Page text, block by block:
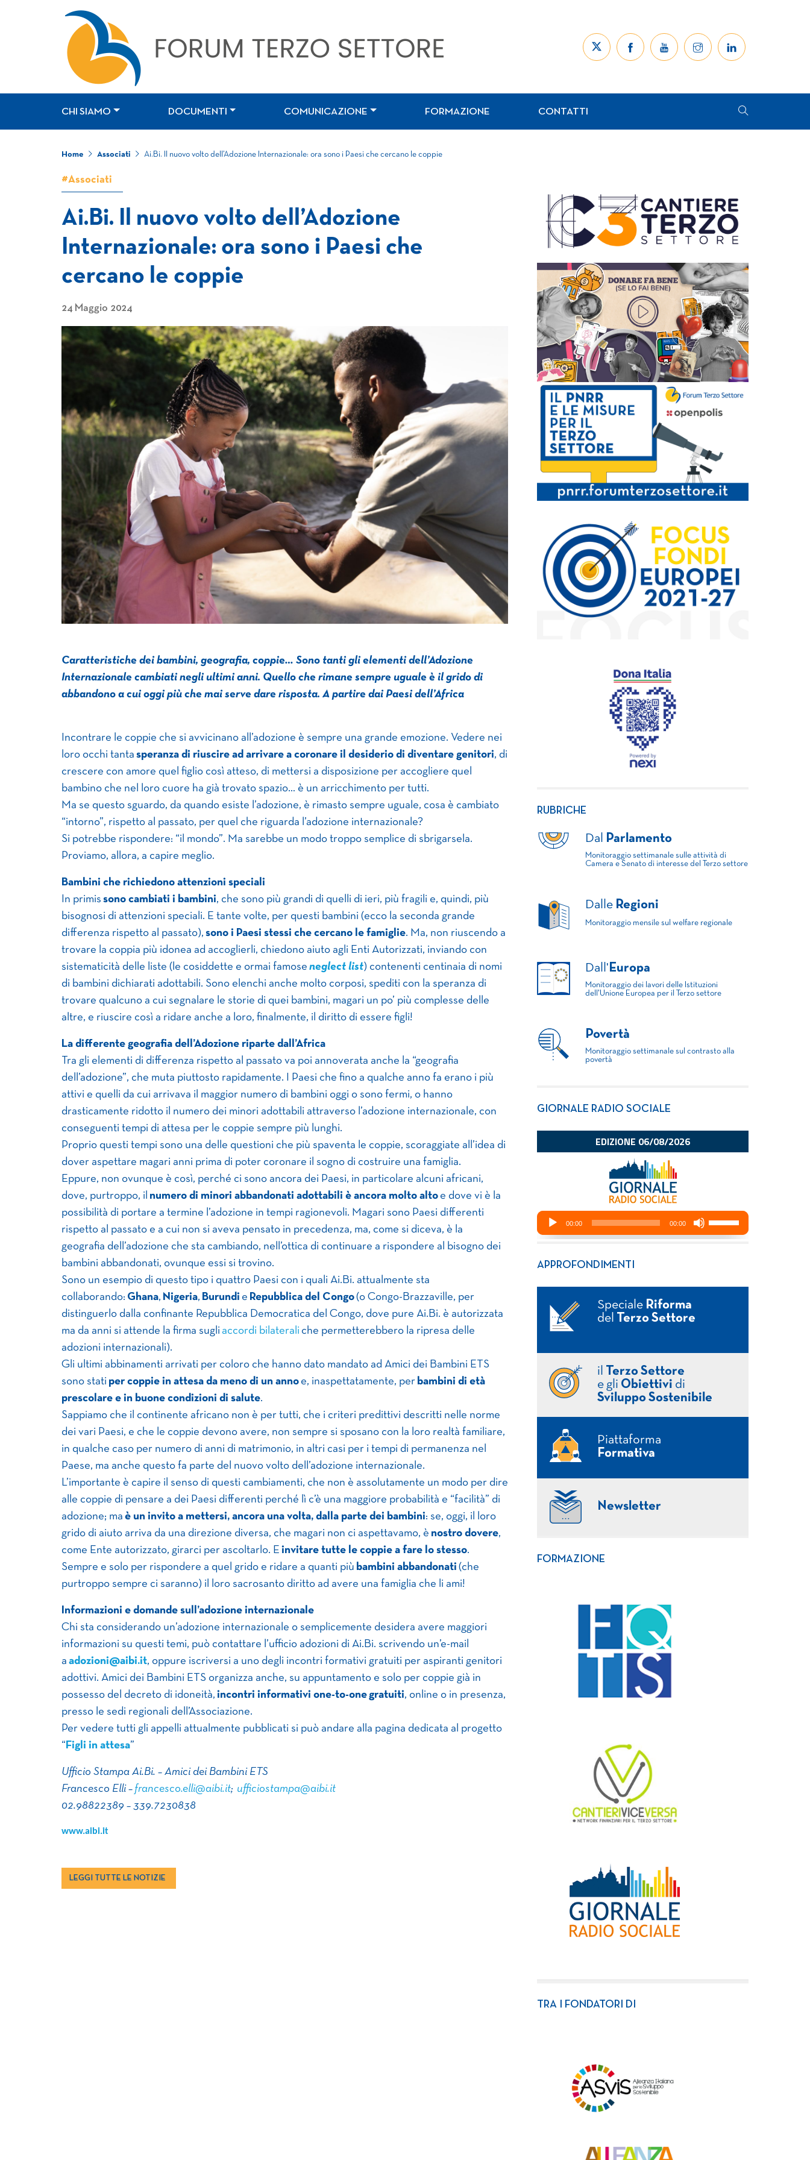
CHI SIAMO DOCUMENTI COMUNICAZIONE FORMAZIONE CONTATTI
Home Associati Ai.Bi. Il nuovo volto dell’Adozione Internazionale: ora sono i Paesi che cercano le coppie
#Associati
Ai.Bi. Il nuovo volto dell’Adozione
Internazionale: ora sono i Paesi che
cercano le coppie
24 Maggio 2024
Caratteristiche dei bambini, geografia, coppie… Sono tanti gli elementi dell’Adozione
Internazionale cambiati negli ultimi anni. Quello che rimane sempre uguale è il grido di
abbandono a cui oggi più che mai serve dare risposta. A partire dai Paesi dell’Africa
Incontrare le coppie che si avvicinano all’adozione è sempre una grande emozione. Vedere nei
loro occhi tanta speranza di riuscire ad arrivare a coronare il desiderio di diventare genitori, di
crescere con amore quel figlio così atteso, di mettersi a disposizione per accogliere quel
bambino che nel loro cuore ha già trovato spazio… è un arricchimento per tutti.
Ma se questo sguardo, da quando esiste l’adozione, è rimasto sempre uguale, cosa è cambiato
“intorno”, rispetto al passato, per quel che riguarda l’adozione internazionale?
Si potrebbe rispondere: “il mondo”. Ma sarebbe un modo troppo semplice di sbrigarsela.
Proviamo, allora, a capire meglio.
Bambini che richiedono attenzioni speciali
In primis sono cambiati i bambini, che sono più grandi di quelli di ieri, più fragili e, quindi, più
bisognosi di attenzioni speciali. E tante volte, per questi bambini (ecco la seconda grande
differenza rispetto al passato), sono i Paesi stessi che cercano le famiglie. Ma, non riuscendo a
trovare la coppia più idonea ad accoglierli, chiedono aiuto agli Enti Autorizzati, inviando con
sistematicità delle liste (le cosiddette e ormai famose neglect list) contenenti centinaia di nomi
di bambini dichiarati adottabili. Sono elenchi anche molto corposi, spediti con la speranza di
trovare qualcuno a cui segnalare le storie di quei bambini, magari un po’ più complesse delle
altre, e riuscire così a ridare anche a loro, finalmente, il diritto di essere figli!
La differente geografia dell’Adozione riparte dall’Africa
Tra gli elementi di differenza rispetto al passato va poi annoverata anche la “geografia
dell’adozione”, che muta piuttosto rapidamente. I Paesi che fino a qualche anno fa erano i più
attivi e quelli da cui arrivava il maggior numero di bambini oggi o sono fermi, o hanno
drasticamente ridotto il numero dei minori adottabili attraverso l’adozione internazionale, con
conseguenti tempi di attesa per le coppie sempre più lunghi.
Proprio questi tempi sono una delle questioni che più spaventa le coppie, scoraggiate all’idea di
dover aspettare magari anni prima di poter coronare il sogno di costruire una famiglia.
Eppure, non ovunque è così, perché ci sono ancora dei Paesi, in particolare alcuni africani,
dove, purtroppo, il numero di minori abbandonati adottabili è ancora molto alto e dove vi è la
possibilità di portare a termine l’adozione in tempi ragionevoli. Magari sono Paesi differenti
rispetto al passato e a cui non si aveva pensato in precedenza, ma, come si diceva, è la
geografia dell’adozione che sta cambiando, nell’ottica di continuare a rispondere al bisogno dei
bambini abbandonati, ovunque essi si trovino.
Sono un esempio di questo tipo i quattro Paesi con i quali Ai.Bi. attualmente sta
collaborando: Ghana, Nigeria, Burundi e Repubblica del Congo(o Congo-Brazzaville, per
distinguerlo dalla confinante Repubblica Democratica del Congo, dove pure Ai.Bi. è autorizzata
ma da anni si attende la firma sugli accordi bilaterali che permetterebbero la ripresa delle
adozioni internazionali).
Gli ultimi abbinamenti arrivati per coloro che hanno dato mandato ad Amici dei Bambini ETS
sono stati per coppie in attesa da meno di un anno e, inaspettatamente, per bambini di età
prescolare e in buone condizioni di salute.
Sappiamo che il continente africano non è per tutti, che i criteri predittivi descritti nelle norme
dei vari Paesi, e che le coppie devono avere, non sempre si sposano con la loro realtà familiare,
in qualche caso per numero di anni di matrimonio, in altri casi per i tempi di permanenza nel
Paese, ma anche questo fa parte del nuovo volto dell’adozione internazionale.
L’importante è capire il senso di questi cambiamenti, che non è assolutamente un modo per dire
alle coppie di pensare a dei Paesi differenti perché lì c’è una maggiore probabilità e “facilità” di
adozione; ma è un invito a mettersi, ancora una volta, dalla parte dei bambini: se, oggi, il loro
grido di aiuto arriva da una direzione diversa, che magari non ci aspettavamo, è nostro dovere,
come Ente autorizzato, girarci per ascoltarlo. E invitare tutte le coppie a fare lo stesso.
Sempre e solo per rispondere a quel grido e ridare a quanti più bambini abbandonati (che
purtroppo sempre ci saranno) il loro sacrosanto diritto ad avere una famiglia che li ami!
Informazioni e domande sull’adozione internazionale
Chi sta considerando un’adozione internazionale o semplicemente desidera avere maggiori
informazioni su questi temi, può contattare l’ufficio adozioni di Ai.Bi. scrivendo un’e-mail
a adozioni@aibi.it, oppure iscriversi a uno degli incontri formativi gratuiti per aspiranti genitori
adottivi. Amici dei Bambini ETS organizza anche, su appuntamento e solo per coppie già in
possesso del decreto di idoneità, incontri informativi one-to-onegratuiti, online o in presenza,
presso le sedi regionali dell’Associazione.
Per vedere tutti gli appelli attualmente pubblicati si può andare alla pagina dedicata al progetto
“Figli in attesa”
Ufficio Stampa Ai.Bi. – Amici dei Bambini ETS
Francesco Elli – francesco.elli@aibi.it; ufficiostampa@aibi.it
02.98822389 – 339.7230838
www.aibi.it
LEGGI TUTTE LE NOTIZIE
RUBRICHE
Dal Parlamento
Monitoraggio settimanale sulle attività di
Camera e Senato di interesse del Terzo settore
Dalle Regioni
Monitoraggio mensile sul welfare regionale
Dall' Europa
Monitoraggio dei lavori delle Istituzioni
dell'Unione Europea per il Terzo settore
Povertà
Monitoraggio settimanale sul contrasto alla
povertà
GIORNALE RADIO SOCIALE
APPROFONDIMENTI
Speciale Riforma
del
Terzo Settore
il
Terzo Settore
e gli Obiettivi di
Sviluppo Sostenibile
Piattaforma
Formativa
Newsletter
FORMAZIONE
TRA I FONDATORI DI